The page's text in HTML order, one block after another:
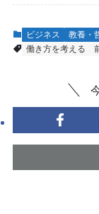
ビジネス 教養・
働き方を考える